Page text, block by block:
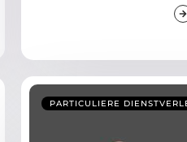
PARTICULIERE